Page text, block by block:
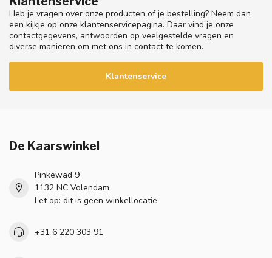
Heb je vragen over onze producten of je bestelling? Neem dan
een kijkje op onze klantenservicepagina. Daar vind je onze
contactgegevens, antwoorden op veelgestelde vragen en
diverse manieren om met ons in contact te komen.
Klantenservice
De Kaarswinkel
Pinkewad 9
1132 NC Volendam
Let op: dit is geen winkellocatie
+31 6 220 303 91